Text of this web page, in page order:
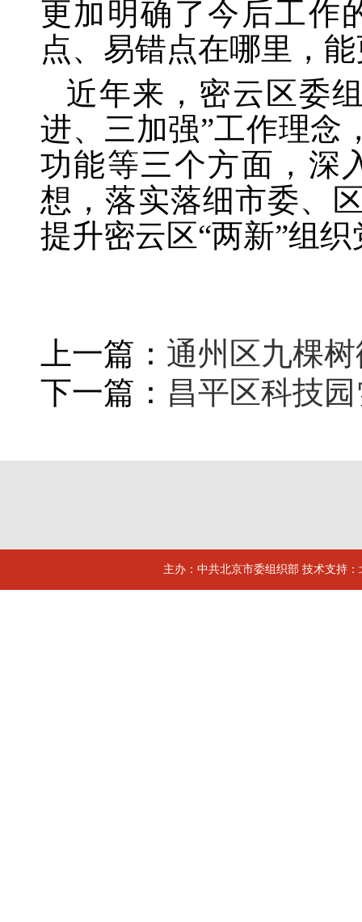
更加明确了今后工作
点、易错点在哪里，
近年来，密云区委
进、三加强”工作理念
功能等三个方面，深
想，落实落细市委、
提升密云区“两新”组
上一篇： 通州区九棵
下一篇： 昌平区科技
主办：中共北京市委组织部 技术支持